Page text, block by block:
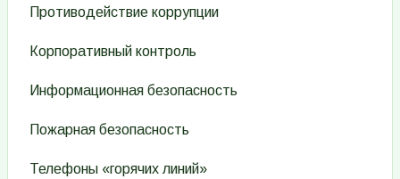
Противодействие коррупции
Корпоративный контроль
Информационная безопасность
Пожарная безопасность
Телефоны «горячих линий»